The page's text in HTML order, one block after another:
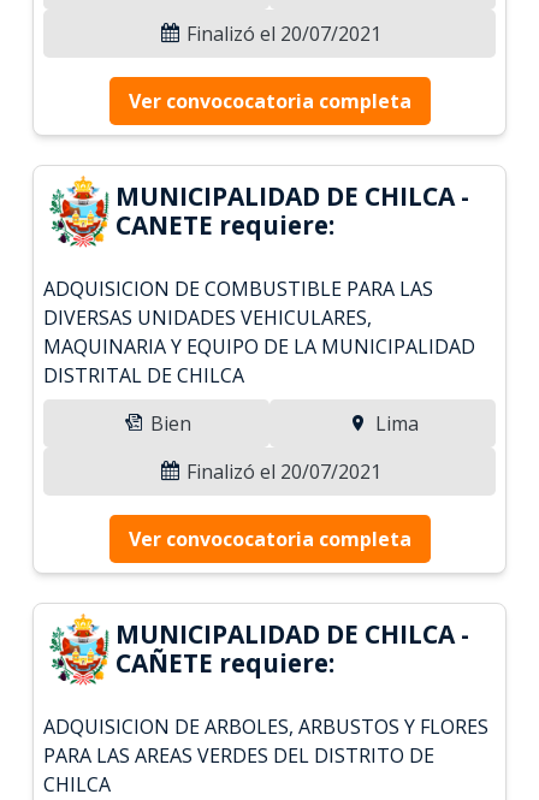
Finalizó el 20/07/2021
Ver convococatoria completa
MUNICIPALIDAD DE CHILCA -
CANETE requiere:
ADQUISICION DE COMBUSTIBLE PARA LAS
DIVERSAS UNIDADES VEHICULARES,
MAQUINARIA Y EQUIPO DE LA MUNICIPALIDAD
DISTRITAL DE CHILCA
Bien
Lima
Finalizó el 20/07/2021
Ver convococatoria completa
MUNICIPALIDAD DE CHILCA -
CAÑETE requiere:
ADQUISICION DE ARBOLES, ARBUSTOS Y FLORES
PARA LAS AREAS VERDES DEL DISTRITO DE
CHILCA